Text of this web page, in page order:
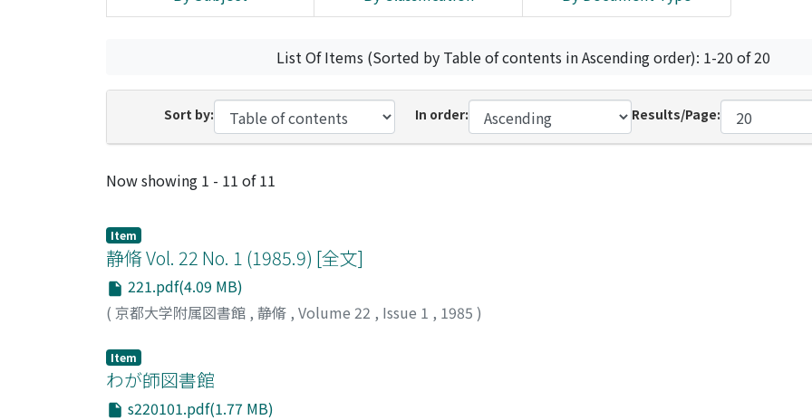
List Of Items (Sorted by Table of contents in Ascending order): 1-20 of 20
Sort by: In order: Results/Page:
Recent Submissions
Now showing 1 - 11 of 11
Item
静脩 Vol. 22 No. 1 (1985.9) [全文]
221.pdf(4.09 MB)
( 京都大学附属図書館 , 静脩 , Volume 22 , Issue 1 , 1985 )
Item
わが師図書館
s220101.pdf(1.77 MB)